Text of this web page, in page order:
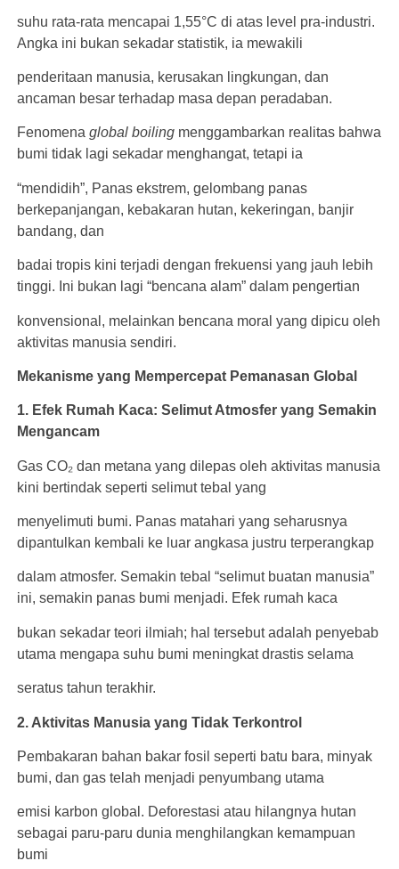
suhu rata-rata mencapai 1,55°C di atas level pra-industri.
Angka ini bukan sekadar statistik, ia mewakili
penderitaan manusia, kerusakan lingkungan, dan
ancaman besar terhadap masa depan peradaban.
Fenomena global boiling menggambarkan realitas bahwa
bumi tidak lagi sekadar menghangat, tetapi ia
“mendidih”, Panas ekstrem, gelombang panas
berkepanjangan, kebakaran hutan, kekeringan, banjir
bandang, dan
badai tropis kini terjadi dengan frekuensi yang jauh lebih
tinggi. Ini bukan lagi “bencana alam” dalam pengertian
konvensional, melainkan bencana moral yang dipicu oleh
aktivitas manusia sendiri.
Mekanisme yang Mempercepat Pemanasan Global
1. Efek Rumah Kaca: Selimut Atmosfer yang Semakin
Mengancam
Gas CO₂ dan metana yang dilepas oleh aktivitas manusia
kini bertindak seperti selimut tebal yang
menyelimuti bumi. Panas matahari yang seharusnya
dipantulkan kembali ke luar angkasa justru terperangkap
dalam atmosfer. Semakin tebal “selimut buatan manusia”
ini, semakin panas bumi menjadi. Efek rumah kaca
bukan sekadar teori ilmiah; hal tersebut adalah penyebab
utama mengapa suhu bumi meningkat drastis selama
seratus tahun terakhir.
2. Aktivitas Manusia yang Tidak Terkontrol
Pembakaran bahan bakar fosil seperti batu bara, minyak
bumi, dan gas telah menjadi penyumbang utama
emisi karbon global. Deforestasi atau hilangnya hutan
sebagai paru-paru dunia menghilangkan kemampuan
bumi